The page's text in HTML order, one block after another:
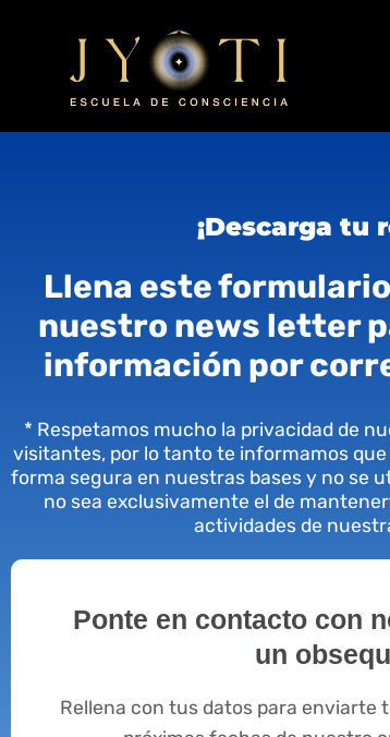
¡Descarga tu
Llena este
nuestro news letter
información por
* Respetamos mucho la privacidad de
visitantes, por lo tanto te informamos
forma segura en nuestras bases y no se
no sea exclusivamente el de
actividades de
Ponte en contacto con
un
Rellena con tus datos para enviarte